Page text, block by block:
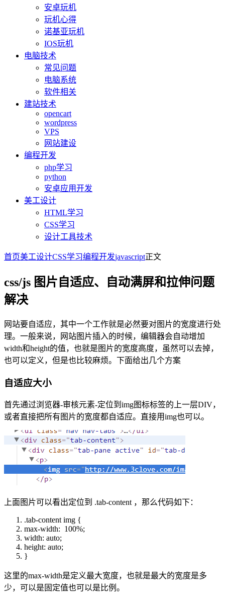
安卓玩机
玩机心得
诺基亚玩机
IOS玩机
电脑技术
常见问题
电脑系统
软件相关
建站技术
opencart
wordpress
VPS
网站建设
编程开发
php学习
python
安卓应用开发
美工设计
HTML学习
CSS学习
设计工具技术
首页美工设计CSS学习编程开发javascript正文
css/js 图片自适应、自动满屏和拉伸问题
解决
网站要自适应，其中一个工作就是必然要对图片的宽度进行处
理。一般来说，网站图片插入的时候，编辑器会自动增加
width和height的值，也就是图片的宽度高度，虽然可以去掉，
也可以定义，但是也比较麻烦。下面给出几个方案
自适应大小
首先通过浏览器-审核元素-定位到img图标标签的上一层DIV，
或者直接把所有图片的宽度都自适应。直接用img也可以。
上面图片可以看出定位到 .tab-content ，那么代码如下：
.tab-content img {
max-width: 100%;
width: auto;
height: auto;
}
这里的max-width是定义最大宽度，也就是最大的宽度是多
少，可以是固定值也可以是比例。